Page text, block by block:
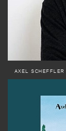
AXEL SCHEFFLER